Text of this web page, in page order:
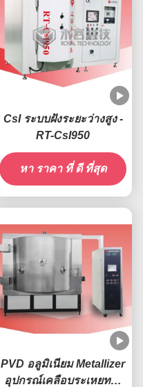
CsI ระบบฝังระยะว่างสูง -
RT-CsI950
หา ราคา ที่ ดี ที่สุด
PVD อลูมิเนียม Metallizer
อุปกรณ์เคลือบระเหยทาง